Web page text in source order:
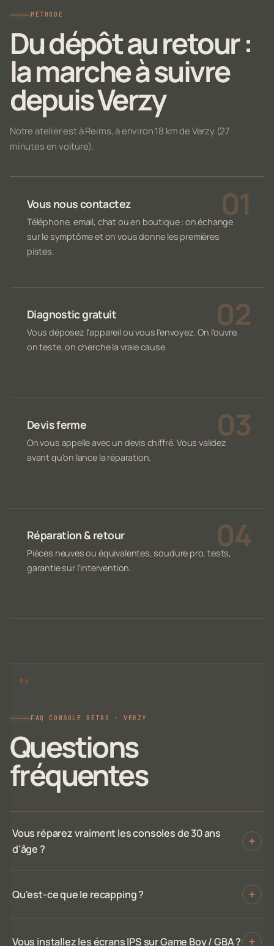
MÉTHODE
Du dépôt au retour :
la marche à suivre
depuis Verzy
Notre atelier est à Reims, à environ 18 km de Verzy (27
minutes en voiture).
Vous nous contactez
Téléphone, email, chat ou en boutique : on échange
sur le symptôme et on vous donne les premières
pistes.
Diagnostic gratuit
Vous déposez l'appareil ou vous l'envoyez. On l'ouvre,
on teste, on cherche la vraie cause.
Devis ferme
On vous appelle avec un devis chiffré. Vous validez
avant qu'on lance la réparation.
Réparation & retour
Pièces neuves ou équivalentes, soudure pro, tests,
garantie sur l'intervention.
FAQ CONSOLE RÉTRO · VERZY
Questions
fréquentes
Vous réparez vraiment les consoles de 30 ans
d'âge ?
Qu'est-ce que le recapping ?
Vous installez les écrans IPS sur Game Boy / GBA ?